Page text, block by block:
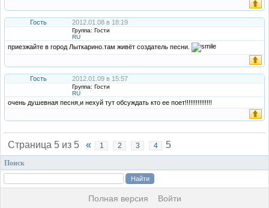
Гость 2012.01.08 в 18:19
Группа: Гости
RU
приезжайте в город Лыткарино.там живёт создатель песни.
Гость 2012.01.09 в 15:57
Группа: Гости
RU
очень душевная песня,и нехуй тут обсуждать кто ее поет!!!!!!!!!!!!!!!
Страница 5 из 5 « 1 2 3 4 5
Поиск
Полная версия Войти